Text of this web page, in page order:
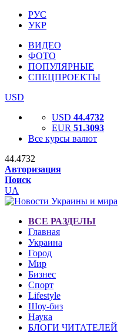
РУС
УКР
ВИДЕО
ФОТО
ПОПУЛЯРНЫЕ
СПЕЦПРОЕКТЫ
USD
USD 44.4732
EUR 51.3093
Все курсы валют
44.4732
Авторизация
Поиск
UA
ВСЕ РАЗДЕЛЫ
Главная
Украина
Город
Мир
Бизнес
Спорт
Lifestyle
Шоу-биз
Наука
БЛОГИ ЧИТАТЕЛЕЙ